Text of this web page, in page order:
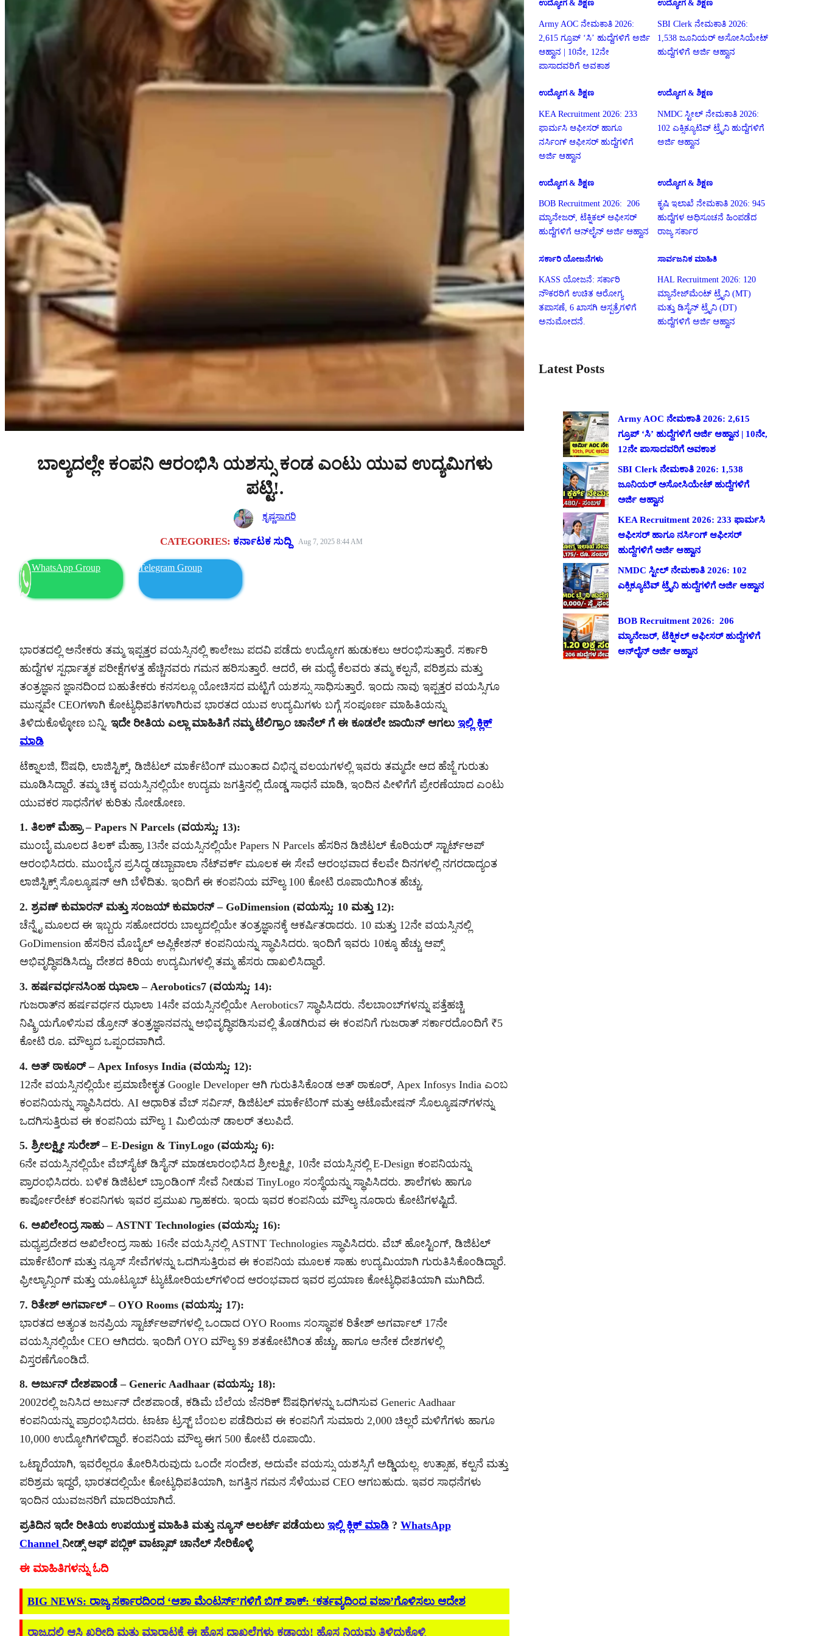
ಬಾಲ್ಯದಲ್ಲೇ ಕಂಪನಿ ಆರಂಭಿಸಿ ಯಶಸ್ಸು ಕಂಡ ಎಂಟು ಯುವ ಉದ್ಯಮಿಗಳು
ಪಟ್ಟಿ!.
ಕೃಷ್ಣಸಾಗರಿ
CATEGORIES: ಕರ್ನಾಟಕ ಸುದ್ದಿ Aug 7, 2025 8:44 AM
WhatsApp Group Telegram Group
ಭಾರತದಲ್ಲಿ ಅನೇಕರು ತಮ್ಮ ಇಪ್ಪತ್ತರ ವಯಸ್ಸಿನಲ್ಲಿ ಕಾಲೇಜು ಪದವಿ ಪಡೆದು ಉದ್ಯೋಗ ಹುಡುಕಲು ಆರಂಭಿಸುತ್ತಾರೆ. ಸರ್ಕಾರಿ
ಹುದ್ದೆಗಳ ಸ್ಪರ್ಧಾತ್ಮಕ ಪರೀಕ್ಷೆಗಳತ್ತ ಹೆಚ್ಚಿನವರು ಗಮನ ಹರಿಸುತ್ತಾರೆ. ಆದರೆ, ಈ ಮಧ್ಯೆ ಕೆಲವರು ತಮ್ಮ ಕಲ್ಪನೆ, ಪರಿಶ್ರಮ ಮತ್ತು
ತಂತ್ರಜ್ಞಾನ ಜ್ಞಾನದಿಂದ ಬಹುತೇಕರು ಕನಸಲ್ಲೂ ಯೋಚಿಸದ ಮಟ್ಟಿಗೆ ಯಶಸ್ಸು ಸಾಧಿಸುತ್ತಾರೆ. ಇಂದು ನಾವು ಇಪ್ಪತ್ತರ ವಯಸ್ಸಿಗೂ
ಮುನ್ನವೇ CEOಗಳಾಗಿ ಕೋಟ್ಯಧಿಪತಿಗಳಾಗಿರುವ ಭಾರತದ ಯುವ ಉದ್ಯಮಿಗಳು ಬಗ್ಗೆ ಸಂಪೂರ್ಣ ಮಾಹಿತಿಯನ್ನು
ತಿಳಿದುಕೊಳ್ಳೋಣ ಬನ್ನಿ. ಇದೇ ರೀತಿಯ ಎಲ್ಲಾ ಮಾಹಿತಿಗೆ ನಮ್ಮ ಟೆಲಿಗ್ರಾಂ ಚಾನೆಲ್ ಗೆ ಈ ಕೂಡಲೇ ಜಾಯಿನ್ ಆಗಲು ಇಲ್ಲಿ ಕ್ಲಿಕ್
ಮಾಡಿ
ಟೆಕ್ನಾಲಜಿ, ಔಷಧಿ, ಲಾಜಿಸ್ಟಿಕ್ಸ್, ಡಿಜಿಟಲ್ ಮಾರ್ಕೆಟಿಂಗ್ ಮುಂತಾದ ವಿಭಿನ್ನ ವಲಯಗಳಲ್ಲಿ ಇವರು ತಮ್ಮದೇ ಆದ ಹೆಜ್ಜೆ ಗುರುತು
ಮೂಡಿಸಿದ್ದಾರೆ. ತಮ್ಮ ಚಿಕ್ಕ ವಯಸ್ಸಿನಲ್ಲಿಯೇ ಉದ್ಯಮ ಜಗತ್ತಿನಲ್ಲಿ ದೊಡ್ಡ ಸಾಧನೆ ಮಾಡಿ, ಇಂದಿನ ಪೀಳಿಗೆಗೆ ಪ್ರೇರಣೆಯಾದ ಎಂಟು
ಯುವಕರ ಸಾಧನೆಗಳ ಕುರಿತು ನೋಡೋಣ.
1. ತಿಲಕ್ ಮೆಹ್ರಾ – Papers N Parcels (ವಯಸ್ಸು: 13):
ಮುಂಬೈ ಮೂಲದ ತಿಲಕ್ ಮೆಹ್ರಾ 13ನೇ ವಯಸ್ಸಿನಲ್ಲಿಯೇ Papers N Parcels ಹೆಸರಿನ ಡಿಜಿಟಲ್ ಕೊರಿಯರ್ ಸ್ಟಾರ್ಟ್‌ಅಪ್
ಆರಂಭಿಸಿದರು. ಮುಂಬೈನ ಪ್ರಸಿದ್ಧ ಡಬ್ಬಾವಾಲಾ ನೆಟ್‌ವರ್ಕ್ ಮೂಲಕ ಈ ಸೇವೆ ಆರಂಭವಾದ ಕೆಲವೇ ದಿನಗಳಲ್ಲಿ ನಗರದಾದ್ಯಂತ
ಲಾಜಿಸ್ಟಿಕ್ಸ್ ಸೊಲ್ಯೂಷನ್ ಆಗಿ ಬೆಳೆದಿತು. ಇಂದಿಗೆ ಈ ಕಂಪನಿಯ ಮೌಲ್ಯ 100 ಕೋಟಿ ರೂಪಾಯಿಗಿಂತ ಹೆಚ್ಚು.
2. ಶ್ರವಣ್ ಕುಮಾರನ್ ಮತ್ತು ಸಂಜಯ್ ಕುಮಾರನ್ – GoDimension (ವಯಸ್ಸು: 10 ಮತ್ತು 12):
ಚೆನ್ನೈ ಮೂಲದ ಈ ಇಬ್ಬರು ಸಹೋದರರು ಬಾಲ್ಯದಲ್ಲಿಯೇ ತಂತ್ರಜ್ಞಾನಕ್ಕೆ ಆಕರ್ಷಿತರಾದರು. 10 ಮತ್ತು 12ನೇ ವಯಸ್ಸಿನಲ್ಲಿ
GoDimension ಹೆಸರಿನ ಮೊಬೈಲ್ ಅಪ್ಲಿಕೇಶನ್ ಕಂಪನಿಯನ್ನು ಸ್ಥಾಪಿಸಿದರು. ಇಂದಿಗೆ ಇವರು 10ಕ್ಕೂ ಹೆಚ್ಚು ಆಪ್ಸ್
ಅಭಿವೃದ್ಧಿಪಡಿಸಿದ್ದು, ದೇಶದ ಕಿರಿಯ ಉದ್ಯಮಿಗಳಲ್ಲಿ ತಮ್ಮ ಹೆಸರು ದಾಖಲಿಸಿದ್ದಾರೆ.
3. ಹರ್ಷವರ್ಧನಸಿಂಹ ಝಾಲಾ – Aerobotics7 (ವಯಸ್ಸು: 14):
ಗುಜರಾತ್‌ನ ಹರ್ಷವರ್ಧನ ಝಾಲಾ 14ನೇ ವಯಸ್ಸಿನಲ್ಲಿಯೇ Aerobotics7 ಸ್ಥಾಪಿಸಿದರು. ನೆಲಬಾಂಬ್‌ಗಳನ್ನು ಪತ್ತೆಹಚ್ಚಿ
ನಿಷ್ಕ್ರಿಯಗೊಳಿಸುವ ಡ್ರೋನ್ ತಂತ್ರಜ್ಞಾನವನ್ನು ಅಭಿವೃದ್ಧಿಪಡಿಸುವಲ್ಲಿ ತೊಡಗಿರುವ ಈ ಕಂಪನಿಗೆ ಗುಜರಾತ್ ಸರ್ಕಾರದೊಂದಿಗೆ ₹5
ಕೋಟಿ ರೂ. ಮೌಲ್ಯದ ಒಪ್ಪಂದವಾಗಿದೆ.
4. ಅತ್ ಠಾಕೂರ್ – Apex Infosys India (ವಯಸ್ಸು: 12):
12ನೇ ವಯಸ್ಸಿನಲ್ಲಿಯೇ ಪ್ರಮಾಣೀಕೃತ Google Developer ಆಗಿ ಗುರುತಿಸಿಕೊಂಡ ಅತ್ ಠಾಕೂರ್, Apex Infosys India ಎಂಬ
ಕಂಪನಿಯನ್ನು ಸ್ಥಾಪಿಸಿದರು. AI ಆಧಾರಿತ ವೆಬ್ ಸರ್ವಿಸ್, ಡಿಜಿಟಲ್ ಮಾರ್ಕೆಟಿಂಗ್ ಮತ್ತು ಆಟೊಮೇಷನ್ ಸೊಲ್ಯೂಷನ್‌ಗಳನ್ನು
ಒದಗಿಸುತ್ತಿರುವ ಈ ಕಂಪನಿಯ ಮೌಲ್ಯ 1 ಮಿಲಿಯನ್ ಡಾಲರ್ ತಲುಪಿದೆ.
5. ಶ್ರೀಲಕ್ಷ್ಮೀ ಸುರೇಶ್ – E-Design & TinyLogo (ವಯಸ್ಸು: 6):
6ನೇ ವಯಸ್ಸಿನಲ್ಲಿಯೇ ವೆಬ್‌ಸೈಟ್‌ ಡಿಸೈನ್ ಮಾಡಲಾರಂಭಿಸಿದ ಶ್ರೀಲಕ್ಷ್ಮೀ, 10ನೇ ವಯಸ್ಸಿನಲ್ಲಿ E-Design ಕಂಪನಿಯನ್ನು
ಪ್ರಾರಂಭಿಸಿದರು. ಬಳಿಕ ಡಿಜಿಟಲ್ ಬ್ರಾಂಡಿಂಗ್ ಸೇವೆ ನೀಡುವ TinyLogo ಸಂಸ್ಥೆಯನ್ನು ಸ್ಥಾಪಿಸಿದರು. ಶಾಲೆಗಳು ಹಾಗೂ
ಕಾರ್ಪೋರೇಟ್ ಕಂಪನಿಗಳು ಇವರ ಪ್ರಮುಖ ಗ್ರಾಹಕರು. ಇಂದು ಇವರ ಕಂಪನಿಯ ಮೌಲ್ಯ ನೂರಾರು ಕೋಟಿಗಳಷ್ಟಿದೆ.
6. ಅಖಿಲೇಂದ್ರ ಸಾಹು – ASTNT Technologies (ವಯಸ್ಸು: 16):
ಮಧ್ಯಪ್ರದೇಶದ ಅಖಿಲೇಂದ್ರ ಸಾಹು 16ನೇ ವಯಸ್ಸಿನಲ್ಲಿ ASTNT Technologies ಸ್ಥಾಪಿಸಿದರು. ವೆಬ್ ಹೋಸ್ಟಿಂಗ್, ಡಿಜಿಟಲ್
ಮಾರ್ಕೆಟಿಂಗ್ ಮತ್ತು ನ್ಯೂಸ್ ಸೇವೆಗಳನ್ನು ಒದಗಿಸುತ್ತಿರುವ ಈ ಕಂಪನಿಯ ಮೂಲಕ ಸಾಹು ಉದ್ಯಮಿಯಾಗಿ ಗುರುತಿಸಿಕೊಂಡಿದ್ದಾರೆ.
ಫ್ರೀಲ್ಯಾನ್ಸಿಂಗ್ ಮತ್ತು ಯೂಟ್ಯೂಬ್ ಟ್ಯುಟೋರಿಯಲ್‌ಗಳಿಂದ ಆರಂಭವಾದ ಇವರ ಪ್ರಯಾಣ ಕೋಟ್ಯಧಿಪತಿಯಾಗಿ ಮುಗಿದಿದೆ.
7. ರಿತೇಶ್ ಅಗರ್ವಾಲ್ – OYO Rooms (ವಯಸ್ಸು: 17):
ಭಾರತದ ಅತ್ಯಂತ ಜನಪ್ರಿಯ ಸ್ಟಾರ್ಟ್‌ಅಪ್‌ಗಳಲ್ಲಿ ಒಂದಾದ OYO Rooms ಸಂಸ್ಥಾಪಕ ರಿತೇಶ್ ಅಗರ್ವಾಲ್ 17ನೇ
ವಯಸ್ಸಿನಲ್ಲಿಯೇ CEO ಆಗಿದರು. ಇಂದಿಗೆ OYO ಮೌಲ್ಯ $9 ಶತಕೋಟಿಗಿಂತ ಹೆಚ್ಚು, ಹಾಗೂ ಅನೇಕ ದೇಶಗಳಲ್ಲಿ
ವಿಸ್ತರಣೆಗೊಂಡಿದೆ.
8. ಅರ್ಜುನ್ ದೇಶಪಾಂಡೆ – Generic Aadhaar (ವಯಸ್ಸು: 18):
2002ರಲ್ಲಿ ಜನಿಸಿದ ಅರ್ಜುನ್ ದೇಶಪಾಂಡೆ, ಕಡಿಮೆ ಬೆಲೆಯ ಜೆನರಿಕ್ ಔಷಧಿಗಳನ್ನು ಒದಗಿಸುವ Generic Aadhaar
ಕಂಪನಿಯನ್ನು ಪ್ರಾರಂಭಿಸಿದರು. ಟಾಟಾ ಟ್ರಸ್ಟ್ ಬೆಂಬಲ ಪಡೆದಿರುವ ಈ ಕಂಪನಿಗೆ ಸುಮಾರು 2,000 ಚಿಲ್ಲರೆ ಮಳಿಗೆಗಳು ಹಾಗೂ
10,000 ಉದ್ಯೋಗಿಗಳಿದ್ದಾರೆ. ಕಂಪನಿಯ ಮೌಲ್ಯ ಈಗ 500 ಕೋಟಿ ರೂಪಾಯಿ.
ಒಟ್ಟಾರೆಯಾಗಿ, ಇವರೆಲ್ಲರೂ ತೋರಿಸಿರುವುದು ಒಂದೇ ಸಂದೇಶ, ಅದುವೇ ವಯಸ್ಸು ಯಶಸ್ಸಿಗೆ ಅಡ್ಡಿಯಲ್ಲ. ಉತ್ಸಾಹ, ಕಲ್ಪನೆ ಮತ್ತು
ಪರಿಶ್ರಮ ಇದ್ದರೆ, ಭಾರತದಲ್ಲಿಯೇ ಕೋಟ್ಯಧಿಪತಿಯಾಗಿ, ಜಗತ್ತಿನ ಗಮನ ಸೆಳೆಯುವ CEO ಆಗಬಹುದು. ಇವರ ಸಾಧನೆಗಳು
ಇಂದಿನ ಯುವಜನರಿಗೆ ಮಾದರಿಯಾಗಿದೆ.
ಪ್ರತಿದಿನ ಇದೇ ರೀತಿಯ ಉಪಯುಕ್ತ ಮಾಹಿತಿ ಮತ್ತು ನ್ಯೂಸ್ ಅಲರ್ಟ್ ಪಡೆಯಲು ಇಲ್ಲಿ ಕ್ಲಿಕ್ ಮಾಡಿ ? WhatsApp
Channel ನೀಡ್ಸ್ ಆಫ್ ಪಬ್ಲಿಕ್ ವಾಟ್ಸಾಪ್ ಚಾನೆಲ್ ಸೇರಿಕೊಳ್ಳಿ
ಈ ಮಾಹಿತಿಗಳನ್ನು ಓದಿ
BIG NEWS: ರಾಜ್ಯ ಸರ್ಕಾರದಿಂದ ‘ಆಶಾ ಮೆಂಟರ್ಸ್’ಗಳಿಗೆ ಬಿಗ್ ಶಾಕ್: ‘ಕರ್ತವ್ಯದಿಂದ ವಜಾ’ಗೊಳಿಸಲು ಆದೇಶ
ರಾಜ್ಯದಲ್ಲಿ ಆಸ್ತಿ ಖರೀದಿ ಮತ್ತು ಮಾರಾಟಕ್ಕೆ ಈ ಹೊಸ ದಾಖಲೆಗಳು ಕಡ್ಡಾಯ! ಹೊಸ ನಿಯಮ ತಿಳಿದುಕೊಳ್ಳಿ
ಉದ್ಯೋಗ & ಶಿಕ್ಷಣ
Army AOC ನೇಮಕಾತಿ 2026:
2,615 ಗ್ರೂಪ್ ‘ಸಿ’ ಹುದ್ದೆಗಳಿಗೆ ಅರ್ಜಿ
ಆಹ್ವಾನ | 10ನೇ, 12ನೇ
ಪಾಸಾದವರಿಗೆ ಅವಕಾಶ
ಉದ್ಯೋಗ & ಶಿಕ್ಷಣ
SBI Clerk ನೇಮಕಾತಿ 2026:
1,538 ಜೂನಿಯರ್ ಅಸೋಸಿಯೇಟ್
ಹುದ್ದೆಗಳಿಗೆ ಅರ್ಜಿ ಆಹ್ವಾನ
ಉದ್ಯೋಗ & ಶಿಕ್ಷಣ
KEA Recruitment 2026: 233
ಫಾರ್ಮಸಿ ಆಫೀಸರ್ ಹಾಗೂ
ನರ್ಸಿಂಗ್ ಆಫೀಸರ್ ಹುದ್ದೆಗಳಿಗೆ
ಅರ್ಜಿ ಆಹ್ವಾನ
ಉದ್ಯೋಗ & ಶಿಕ್ಷಣ
NMDC ಸ್ಟೀಲ್ ನೇಮಕಾತಿ 2026:
102 ಎಕ್ಸಿಕ್ಯೂಟಿವ್ ಟ್ರೈನಿ ಹುದ್ದೆಗಳಿಗೆ
ಅರ್ಜಿ ಆಹ್ವಾನ
ಉದ್ಯೋಗ & ಶಿಕ್ಷಣ
BOB Recruitment 2026: 206
ಮ್ಯಾನೇಜರ್, ಟೆಕ್ನಿಕಲ್ ಆಫೀಸರ್
ಹುದ್ದೆಗಳಿಗೆ ಆನ್‌ಲೈನ್ ಅರ್ಜಿ ಆಹ್ವಾನ
ಉದ್ಯೋಗ & ಶಿಕ್ಷಣ
ಕೃಷಿ ಇಲಾಖೆ ನೇಮಕಾತಿ 2026: 945
ಹುದ್ದೆಗಳ ಅಧಿಸೂಚನೆ ಹಿಂಪಡೆದ
ರಾಜ್ಯ ಸರ್ಕಾರ
ಸರ್ಕಾರಿ ಯೋಜನೆಗಳು
KASS ಯೋಜನೆ: ಸರ್ಕಾರಿ
ನೌಕರರಿಗೆ ಉಚಿತ ಆರೋಗ್ಯ
ತಪಾಸಣೆ, 6 ಖಾಸಗಿ ಆಸ್ಪತ್ರೆಗಳಿಗೆ
ಅನುಮೋದನೆ.
ಸಾರ್ವಜನಿಕ ಮಾಹಿತಿ
HAL Recruitment 2026: 120
ಮ್ಯಾನೇಜ್‌ಮೆಂಟ್ ಟ್ರೈನಿ (MT)
ಮತ್ತು ಡಿಸೈನ್ ಟ್ರೈನಿ (DT)
ಹುದ್ದೆಗಳಿಗೆ ಅರ್ಜಿ ಆಹ್ವಾನ
Latest Posts
Army AOC ನೇಮಕಾತಿ 2026: 2,615
ಗ್ರೂಪ್ ‘ಸಿ’ ಹುದ್ದೆಗಳಿಗೆ ಅರ್ಜಿ ಆಹ್ವಾನ | 10ನೇ,
12ನೇ ಪಾಸಾದವರಿಗೆ ಅವಕಾಶ
SBI Clerk ನೇಮಕಾತಿ 2026: 1,538
ಜೂನಿಯರ್ ಅಸೋಸಿಯೇಟ್ ಹುದ್ದೆಗಳಿಗೆ
ಅರ್ಜಿ ಆಹ್ವಾನ
KEA Recruitment 2026: 233 ಫಾರ್ಮಸಿ
ಆಫೀಸರ್ ಹಾಗೂ ನರ್ಸಿಂಗ್ ಆಫೀಸರ್
ಹುದ್ದೆಗಳಿಗೆ ಅರ್ಜಿ ಆಹ್ವಾನ
NMDC ಸ್ಟೀಲ್ ನೇಮಕಾತಿ 2026: 102
ಎಕ್ಸಿಕ್ಯೂಟಿವ್ ಟ್ರೈನಿ ಹುದ್ದೆಗಳಿಗೆ ಅರ್ಜಿ ಆಹ್ವಾನ
BOB Recruitment 2026: 206
ಮ್ಯಾನೇಜರ್, ಟೆಕ್ನಿಕಲ್ ಆಫೀಸರ್ ಹುದ್ದೆಗಳಿಗೆ
ಆನ್‌ಲೈನ್ ಅರ್ಜಿ ಆಹ್ವಾನ